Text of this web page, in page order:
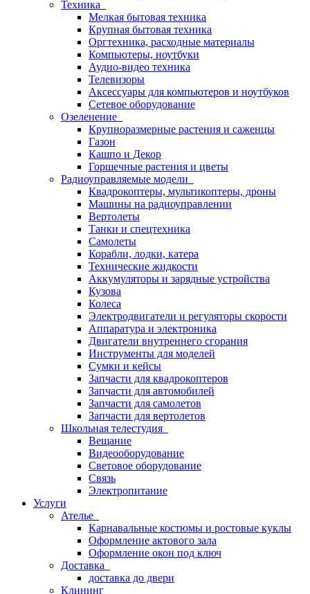
Техника
Мелкая бытовая техника
Крупная бытовая техника
Оргтехника, расходные материалы
Компьютеры, ноутбуки
Аудио-видео техника
Телевизоры
Аксессуары для компьютеров и ноутбуков
Сетевое оборудование
Озеленение
Крупноразмерные растения и саженцы
Газон
Кашпо и Декор
Горшечные растения и цветы
Радиоуправляемые модели
Квадрокоптеры, мультикоптеры, дроны
Машины на радиоуправлении
Вертолеты
Танки и спецтехника
Самолеты
Корабли, лодки, катера
Технические жидкости
Аккумуляторы и зарядные устройства
Кузова
Колеса
Электродвигатели и регуляторы скорости
Аппаратура и электроника
Двигатели внутреннего сгорания
Инструменты для моделей
Сумки и кейсы
Запчасти для квадрокоптеров
Запчасти для автомобилей
Запчасти для самолетов
Запчасти для вертолетов
Школьная телестудия
Вещание
Видеооборудование
Световое оборудование
Связь
Электропитание
Услуги
Ателье
Карнавальные костюмы и ростовые куклы
Оформление актового зала
Оформление окон под ключ
Доставка
доставка до двери
Клининг